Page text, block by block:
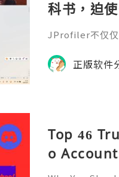
科书，迫
垃圾回收
号。对于
JProfiler不仅仅
化数据，它将抽
的Java工程师
正版软件
Top 46
o